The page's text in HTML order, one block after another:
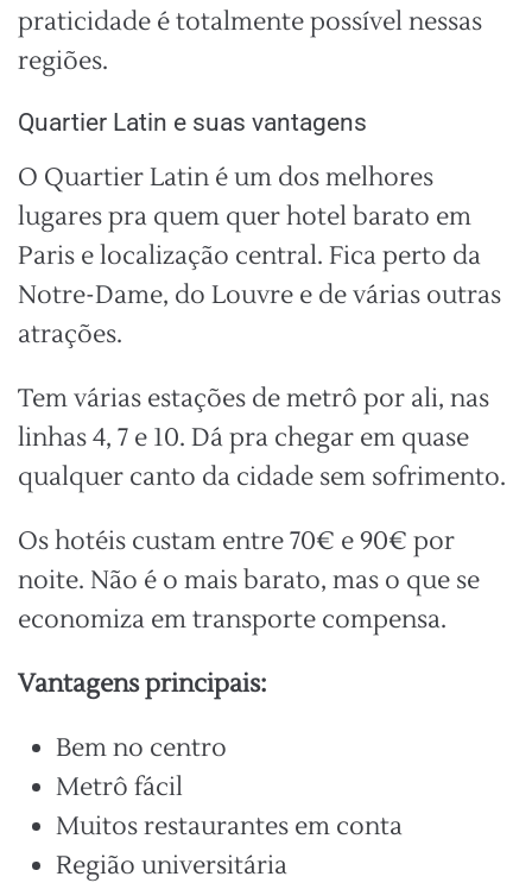
praticidade é totalmente possível nessas
regiões.
Quartier Latin e suas vantagens
O Quartier Latin é um dos melhores
lugares pra quem quer hotel barato em
Paris e localização central. Fica perto da
Notre-Dame, do Louvre e de várias outras
atrações.
Tem várias estações de metrô por ali, nas
linhas 4, 7 e 10. Dá pra chegar em quase
qualquer canto da cidade sem sofrimento.
Os hotéis custam entre 70€ e 90€ por
noite. Não é o mais barato, mas o que se
economiza em transporte compensa.
Vantagens principais:
Bem no centro
Metrô fácil
Muitos restaurantes em conta
Região universitária